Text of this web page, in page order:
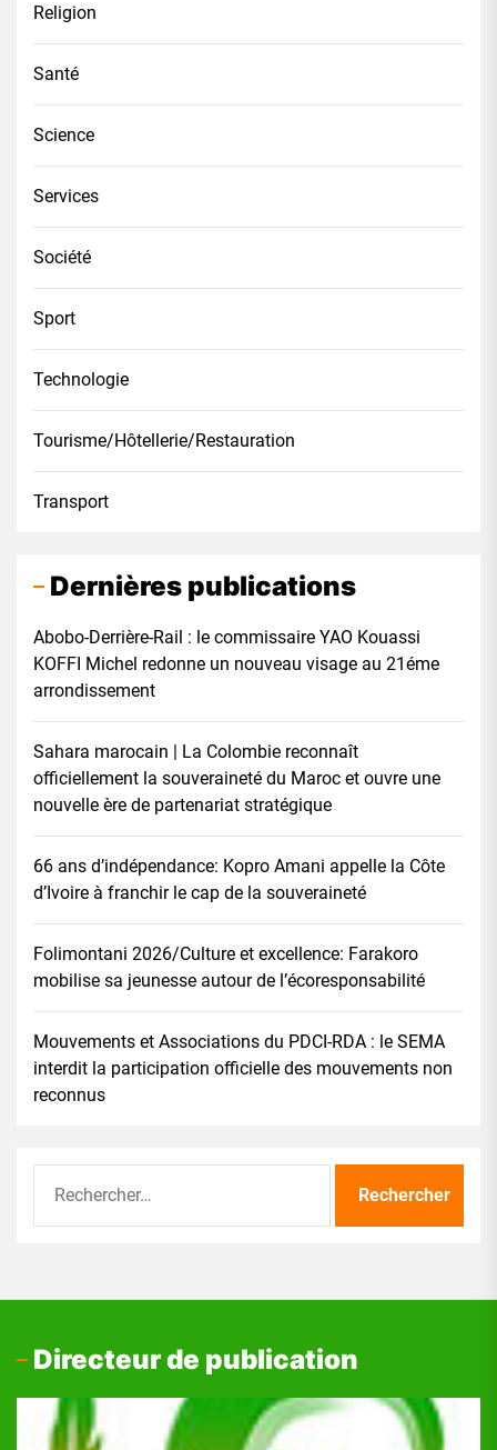
Religion
Santé
Science
Services
Société
Sport
Technologie
Tourisme/Hôtellerie/Restauration
Transport
Dernières publications
Abobo-Derrière-Rail : le commissaire YAO Kouassi
KOFFI Michel redonne un nouveau visage au 21éme
arrondissement
Sahara marocain | La Colombie reconnaît
officiellement la souveraineté du Maroc et ouvre une
nouvelle ère de partenariat stratégique
66 ans d’indépendance: Kopro Amani appelle la Côte
d’Ivoire à franchir le cap de la souveraineté
Folimontani 2026/Culture et excellence: Farakoro
mobilise sa jeunesse autour de l’écoresponsabilité
Mouvements et Associations du PDCI-RDA : le SEMA
interdit la participation officielle des mouvements non
reconnus
Directeur de publication